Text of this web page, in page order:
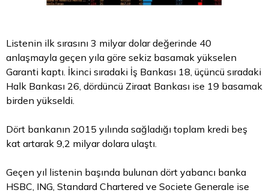
Listenin ilk sırasını 3 milyar dolar değerinde 40
anlaşmayla geçen yıla göre sekiz basamak yükselen
Garanti kaptı. İkinci sıradaki İş Bankası 18, üçüncü sıradaki
Halk Bankası 26, dördüncü Ziraat Bankası ise 19 basamak
birden yükseldi.
Dört bankanın 2015 yılında sağladığı toplam kredi beş
kat artarak 9,2 milyar dolara ulaştı.
Geçen yıl listenin başında bulunan dört yabancı banka
HSBC, ING, Standard Chartered ve Societe Generale ise